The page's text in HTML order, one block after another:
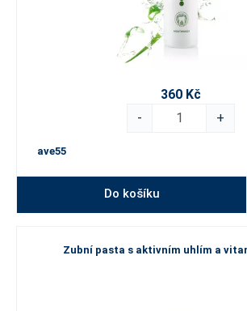
360 Kč
-
+
ave55
Do košíku
Zubní pasta s aktivním uhlím a